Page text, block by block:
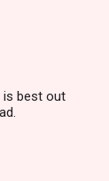
is best out